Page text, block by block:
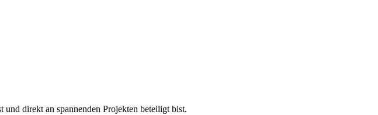
direkt an spannenden Projekten beteiligt bist.